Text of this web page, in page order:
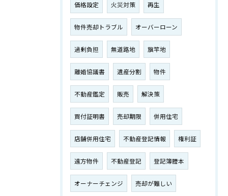
価格設定 火災対策 再生
物件売却トラブル オーバーローン
過剰負担 無道路地 旗竿地
離婚協議書 遺産分割 物件
不動産鑑定 販売 解決策
買付証明書 売却期限 併用住宅
店舗併用住宅 不動産登記情報 権利証
遠方物件 不動産登記 登記簿謄本
オーナーチェンジ 売却が難しい